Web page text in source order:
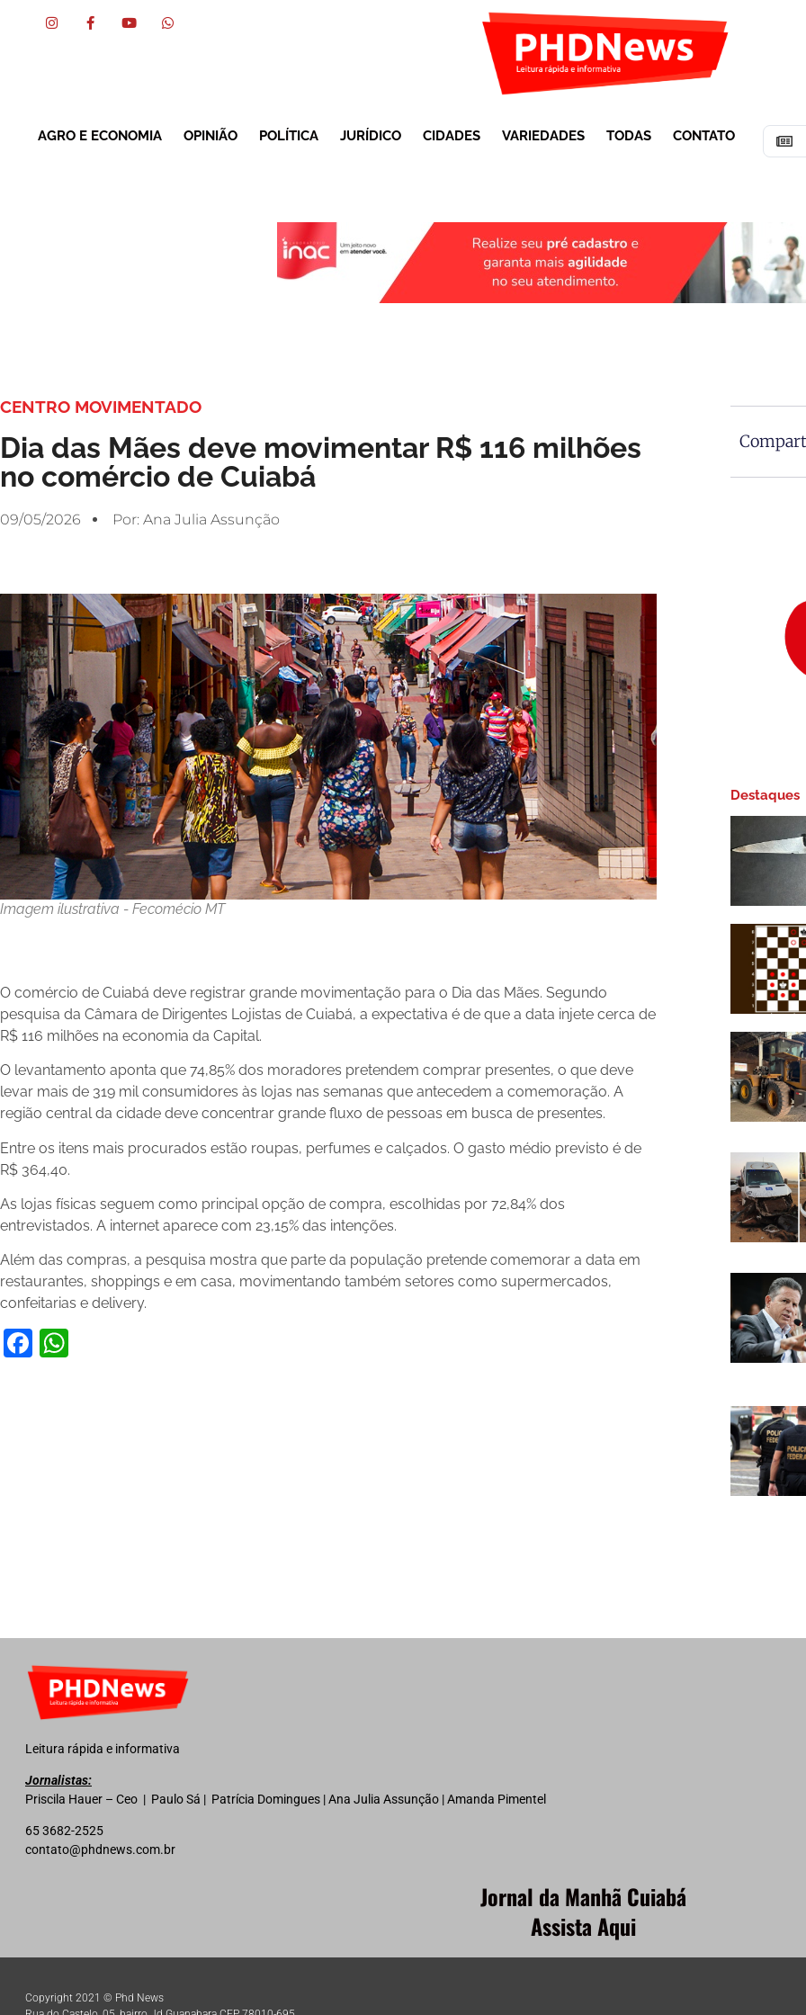
AGRO E ECONOMIA OPINIÃO POLÍTICA JURÍDICO CIDADES VARIEDADES TODAS CONTATO
CENTRO MOVIMENTADO
Dia das Mães deve movimentar R$ 116 milhões
no comércio de Cuiabá
09/05/2026 Por: Ana Julia Assunção
Imagem ilustrativa - Fecomécio MT
O comércio de Cuiabá deve registrar grande movimentação para o Dia das Mães. Segundo
pesquisa da Câmara de Dirigentes Lojistas de Cuiabá, a expectativa é de que a data injete cerca de
R$ 116 milhões na economia da Capital.
O levantamento aponta que 74,85% dos moradores pretendem comprar presentes, o que deve
levar mais de 319 mil consumidores às lojas nas semanas que antecedem a comemoração. A
região central da cidade deve concentrar grande fluxo de pessoas em busca de presentes.
Entre os itens mais procurados estão roupas, perfumes e calçados. O gasto médio previsto é de
R$ 364,40.
As lojas físicas seguem como principal opção de compra, escolhidas por 72,84% dos
entrevistados. A internet aparece com 23,15% das intenções.
Além das compras, a pesquisa mostra que parte da população pretende comemorar a data em
restaurantes, shoppings e em casa, movimentando também setores como supermercados,
confeitarias e delivery.
Facebook
Destaques
Leitura rápida e informativa
Jornalistas:
Priscila Hauer – Ceo | Paulo Sá | Patrícia Domingues | Ana Julia Assunção | Amanda Pimentel
65 3682-2525
contato@phdnews.com.br
Jornal da Manhã Cuiabá
Assista Aqui
Copyright 2021 © Phd News